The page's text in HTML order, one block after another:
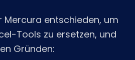
Mercura entschieden, um
Tools zu ersetzen, und
Gründen: